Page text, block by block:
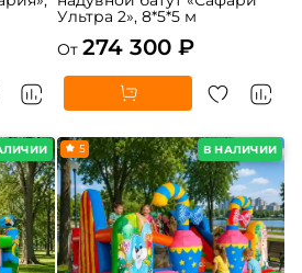
Ультра 2», 8*5*5 м
От 274 300 ₽
В НАЛИЧИИ
5